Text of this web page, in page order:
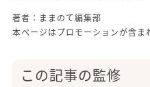
著者：ままのて編集部
本ページはプロモーションが含ま
この記事の監修